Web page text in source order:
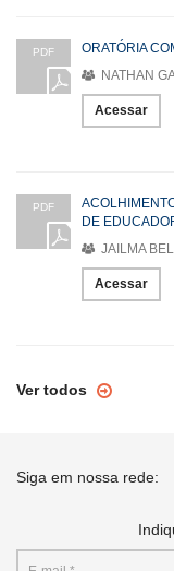
PDF
ORATÓRIA
NATHAN
Acessar
PDF
DE
JAILMA
Acessar
Ver todos
Siga em nossa rede: